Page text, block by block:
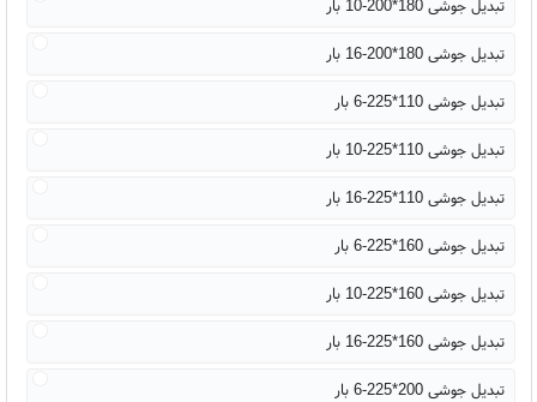
تبدیل جوشی 180*200-10 بار
تبدیل جوشی 180*200-16 بار
تبدیل جوشی 110*225-6 بار
تبدیل جوشی 110*225-10 بار
تبدیل جوشی 110*225-16 بار
تبدیل جوشی 160*225-6 بار
تبدیل جوشی 160*225-10 بار
تبدیل جوشی 160*225-16 بار
تبدیل جوشی 200*225-6 بار